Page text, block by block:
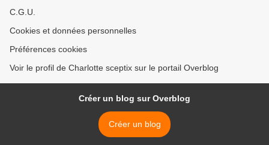
C.G.U.
Cookies et données personnelles
Préférences cookies
Voir le profil de Charlotte sceptix sur le portail Overblog
Créer un blog sur Overblog
Créer un blog